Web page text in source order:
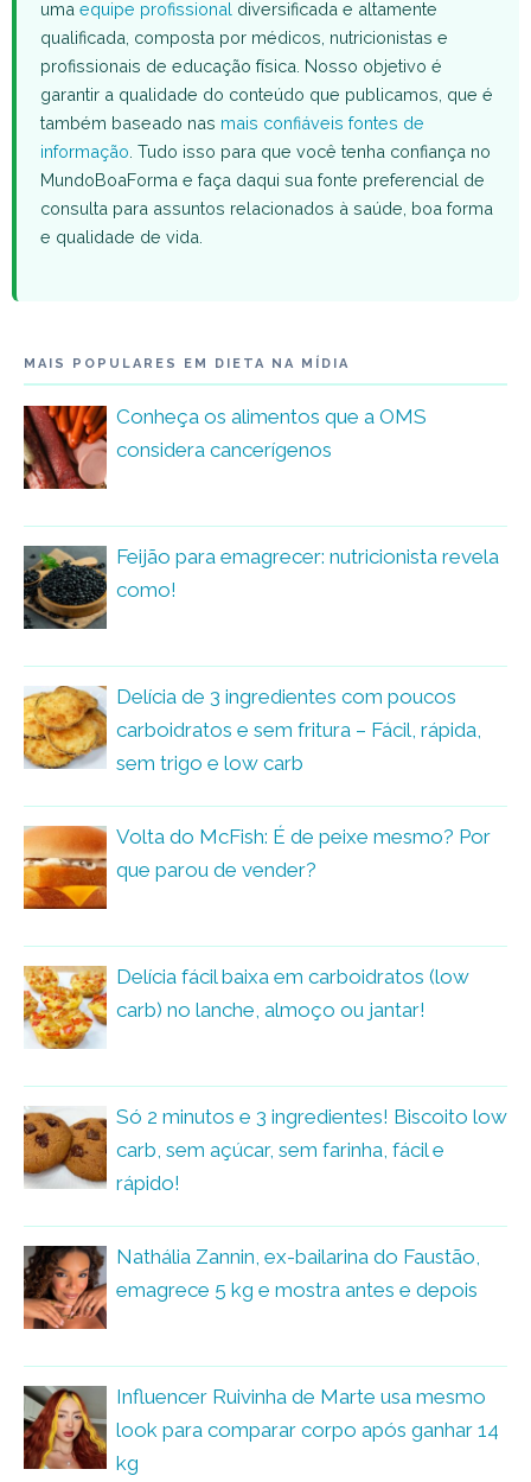
uma equipe profissional diversificada e altamente
qualificada, composta por médicos, nutricionistas e
profissionais de educação física. Nosso objetivo é
garantir a qualidade do conteúdo que publicamos, que é
também baseado nas mais confiáveis fontes de
informação . Tudo isso para que você tenha confiança no
MundoBoaForma e faça daqui sua fonte preferencial de
consulta para assuntos relacionados à saúde, boa forma
e qualidade de vida.
MAIS POPULARES EM DIETA NA MÍDIA
Conheça os alimentos que a OMS
considera cancerígenos
Feijão para emagrecer: nutricionista revela
como!
Delícia de 3 ingredientes com poucos
carboidratos e sem fritura – Fácil, rápida,
sem trigo e low carb
Volta do McFish: É de peixe mesmo? Por
que parou de vender?
Delícia fácil baixa em carboidratos (low
carb) no lanche, almoço ou jantar!
Só 2 minutos e 3 ingredientes! Biscoito low
carb, sem açúcar, sem farinha, fácil e
rápido!
Nathália Zannin, ex-bailarina do Faustão,
emagrece 5 kg e mostra antes e depois
Influencer Ruivinha de Marte usa mesmo
look para comparar corpo após ganhar 14
kg